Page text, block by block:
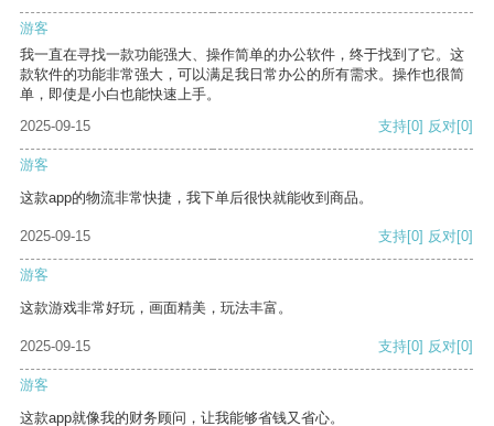
游客
我一直在寻找一款功能强大、操作简单的办公软件，终于找到了它。这
款软件的功能非常强大，可以满足我日常办公的所有需求。操作也很简
单，即使是小白也能快速上手。
2025-09-15
支持[0] 反对[0]
游客
这款app的物流非常快捷，我下单后很快就能收到商品。
2025-09-15 支持[0] 反对[0]
游客
这款游戏非常好玩，画面精美，玩法丰富。
2025-09-15 支持[0] 反对[0]
游客
这款app就像我的财务顾问，让我能够省钱又省心。